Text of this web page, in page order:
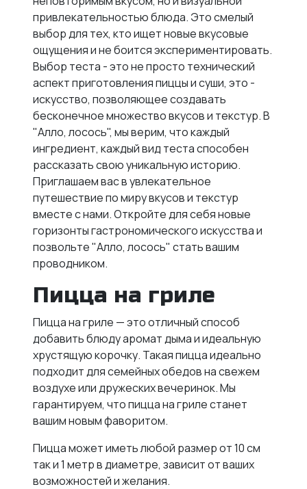
привлекательностью блюда. Это смелый
выбор для тех, кто ищет новые вкусовые
ощущения и не боится экспериментировать.
Выбор теста - это не просто технический
аспект приготовления пиццы и суши, это -
искусство, позволяющее создавать
бесконечное множество вкусов и текстур. В
"Алло, лосось", мы верим, что каждый
ингредиент, каждый вид теста способен
рассказать свою уникальную историю.
Приглашаем вас в увлекательное
путешествие по миру вкусов и текстур
вместе с нами. Откройте для себя новые
горизонты гастрономического искусства и
позвольте "Алло, лосось" стать вашим
проводником.
Пицца на гриле
Пицца на гриле — это отличный способ
добавить блюду аромат дыма и идеальную
хрустящую корочку. Такая пицца идеально
подходит для семейных обедов на свежем
воздухе или дружеских вечеринок. Мы
гарантируем, что пицца на гриле станет
вашим новым фаворитом.
Пицца может иметь любой размер от 10 см
так и 1 метр в диаметре, зависит от ваших
возможностей и желания.